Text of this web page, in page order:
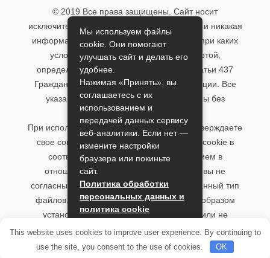
© 2019 Все права защищены. Сайт носит
исключительно информационный характер и никакая
информация, опубликованная на нём, ни при каких
условиях не является публичной офертой,
определяемой положениями пункта 2 статьи 437
Гражданского кодекса Российской Федерации. Все
указанные условия могут быть изменены без
предварительного уведомления.
При использовании данного сайта, вы подтверждаете
свое согласие на использование файлов cookie в
соответствии с настоящим уведомлением в
отношении данного типа файлов. Если вы не
согласны с тем, чтобы мы использовали данный тип
файлов, то вы должны соответствующим образом
установить настройки вашего браузера или не
использовать сайт.
Мы используем файлы
cookie. Они помогают
улучшать сайт и делать его
удобнее.
Нажимая «Принять», вы
соглашаетесь с их
использованием и
передачей данных сервису
веб-аналитики. Если нет —
измените настройки
браузера или покиньте
сайт.
Политика обработки
персональных данных и
политика cookie
Принять
This website uses cookies to improve user experience. By continuing to
use the site, you consent to the use of cookies.
OK